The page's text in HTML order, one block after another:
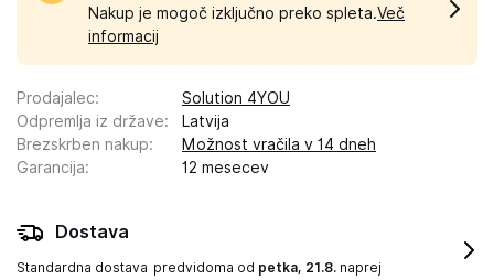
Nakup je mogoč izključno preko spleta.Več
informacij
Prodajalec:
Solution 4YOU
Odpremlja iz države:
Latvija
Brezskrben nakup:
Možnost vračila v 14 dneh
Garancija: 12 mesecev
Dostava
Standardna dostava predvidoma od petka, 21.8. naprej